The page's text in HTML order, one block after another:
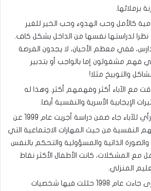
بزملائها.
كالأمل وحب الهدوء وحب الخير للغير
نظرا لدراستها نفسها من الداخل بشكل كاف.
ففي معظم الأحيان، لا يجدون الفرصة
فهم مشغولون إما بالواجب أو بتدبير
والتوبيخ مثلا!
مع الآباء أكثر وفهمهم أكثر. وهذا له
الإيجابية الأسرية والنفسية أيضا.
في استطلاع رأي للآباء جاء ضمن دراسة أجريت عام 1999 عن
النفسية من حيث المهارات الاجتماعية التي
والصورة الذاتية والمسؤولية والتحكم بالنفس
مع المشكلات، كانت الأطفال الأكثر نقاط
المنزلي.
في دراسة أخرى جاءت عام 1998 حللت فيها شخصيات